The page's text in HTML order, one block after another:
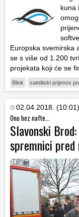
kuna
Europska svemirska
se s više od 1.200
projekata koji će se
Blink satelitski prijenos
02.04.2018. (10:01)
Onu bez nafte...
Slavonski
spremnici